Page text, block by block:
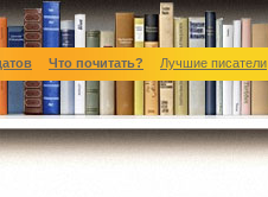
Что почитать? Лучшие писатели